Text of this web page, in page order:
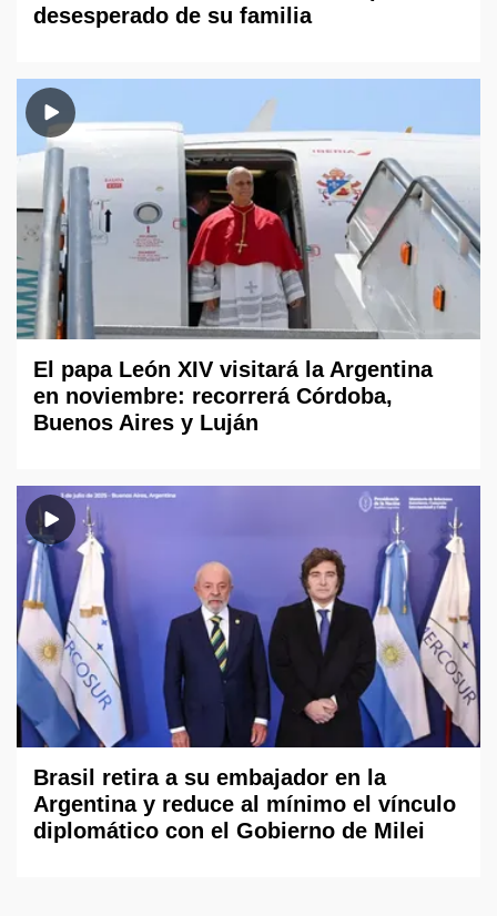
desesperado de su familia
El papa León XIV visitará la Argentina
en noviembre: recorrerá Córdoba,
Buenos Aires y Luján
Brasil retira a su embajador en la
Argentina y reduce al mínimo el vínculo
diplomático con el Gobierno de Milei